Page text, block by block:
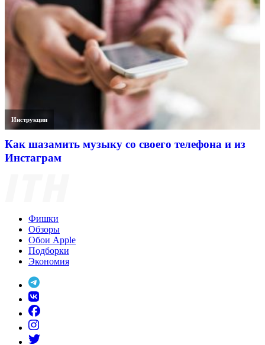
Инструкции
Как шазамить музыку со своего телефона и из
Инстаграм
Фишки
Обзоры
Обои Apple
Подборки
Экономия